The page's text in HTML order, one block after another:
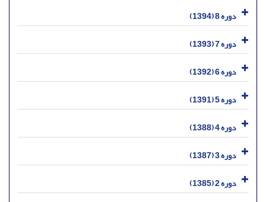
دوره 8 (1394)
دوره 7 (1393)
دوره 6 (1392)
دوره 5 (1391)
دوره 4 (1388)
دوره 3 (1387)
دوره 2 (1385)